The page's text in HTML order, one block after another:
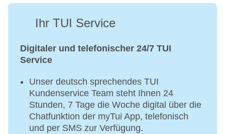
Ihr TUI Service
Digitaler und telefonischer 24/7 TUI
Service
Unser deutsch sprechendes TUI
Kundenservice Team steht Ihnen 24
Stunden, 7 Tage die Woche digital über die
Chatfunktion der myTui App, telefonisch
und per SMS zur Verfügung.